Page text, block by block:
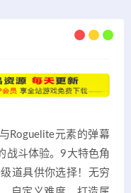
Roguelite元素的弹幕
战斗体验。9大特色角
道具供你选择！无穷